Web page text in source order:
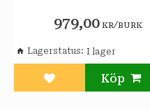
den klassiskt röda.
979,00 KR/BURK
Lägg till i favoriter
Lagerstatus